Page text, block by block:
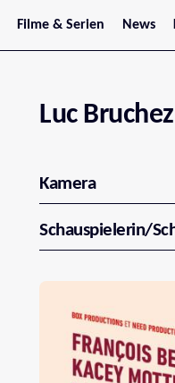
Filme & Serien
Trailer
Serienarchiv
News
Stars
Luc Bruchez
Kamera
Schauspielerin/